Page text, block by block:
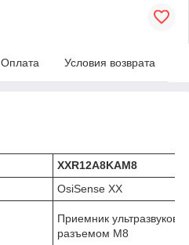
Оплата Условия возврата
XXR12A8KAM8
OsiSense XX
Приемник
разъемом М8